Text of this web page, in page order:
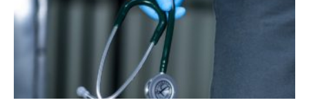
sans-
voix